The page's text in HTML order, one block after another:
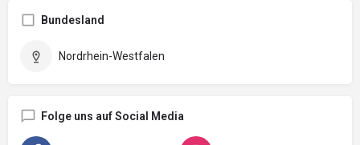
Bundesland
Nordrhein-Westfalen
Folge uns auf Social Media